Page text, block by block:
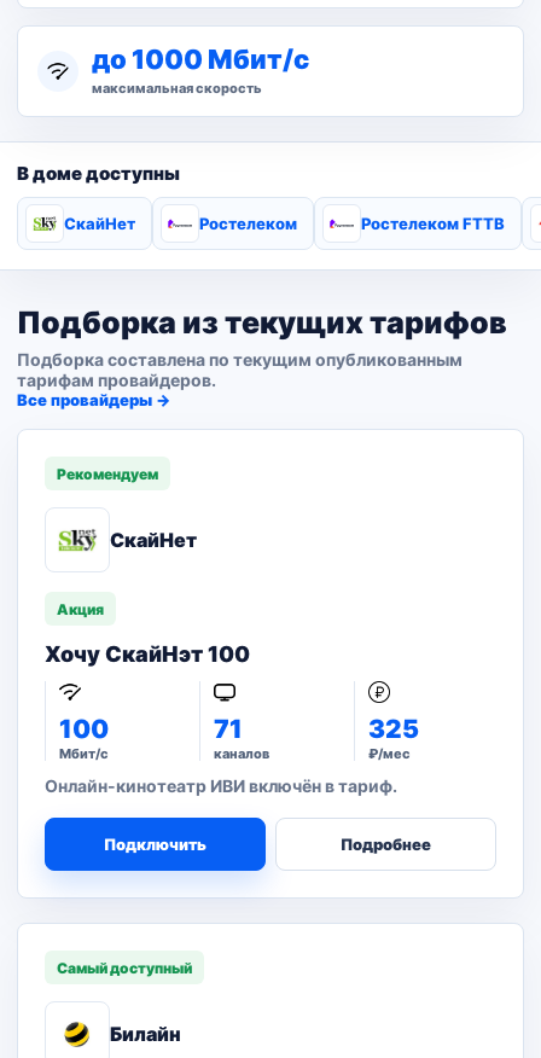
до 1000 Мбит/с
максимальная скорость
В доме доступны
СкайНет Ростелеком Ростелеком FTTB
Подборка из текущих тарифов
Подборка составлена по текущим опубликованным
тарифам провайдеров.
Все провайдеры →
Рекомендуем
СкайНет
Акция
Хочу СкайНэт 100
100
Мбит/с
71
каналов
325
₽/мес
Онлайн-кинотеатр ИВИ включён в тариф.
Подключить Подробнее
Самый доступный
Билайн